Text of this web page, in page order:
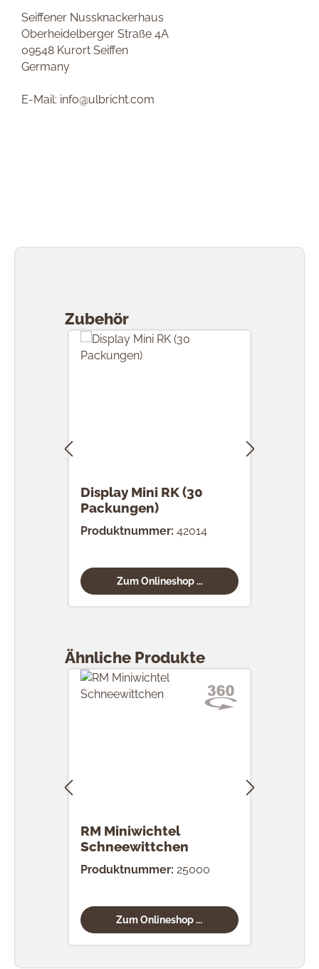
Seiffener Nussknackerhaus
Oberheidelberger Straße 4A
09548 Kurort Seiffen
Germany
E-Mail: info@ulbricht.com
Zubehör
Display Mini RK (30
Packungen)
Produktnummer: 42014
Zum Onlineshop ...
Ähnliche Produkte
RM Miniwichtel
Schneewittchen
Produktnummer: 25000
Zum Onlineshop ...